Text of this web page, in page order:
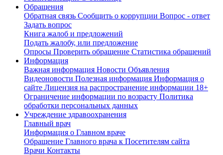
Обращения
Обратная связь Сообщить о коррупции Вопрос - ответ
Задать вопрос
Книга жалоб и предложений
Подать жалобу, или предложение
Опросы Проверить обращение Статистика обращений
Информация
Важная информация Новости Объявления
Видеоновости Полезная информация Информация о
сайте Лицензия на распространение информации 18+
Ограничение информации по возрасту Политика
обработки персональных данных
Учреждение здравоохранения
Главный врач
Информация о Главном враче
Обращение Главного врача к Посетителям сайта
Врачи Контакты